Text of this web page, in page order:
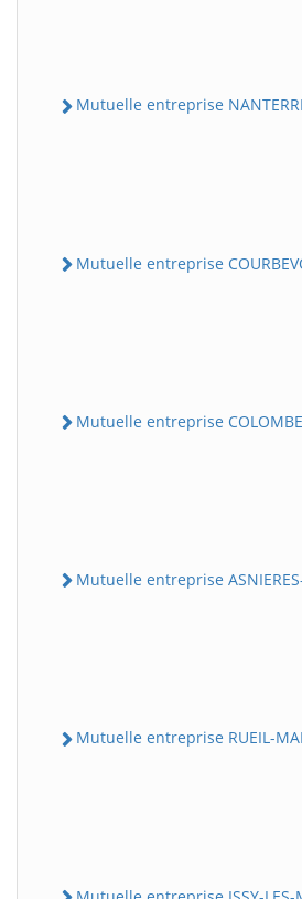
Mutuelle entreprise
Mutuelle entreprise
Mutuelle entreprise
Mutuelle entreprise
Mutuelle entreprise RUEIL-